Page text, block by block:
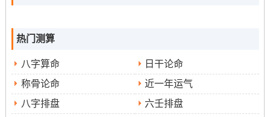
9月
日
十
九
三
9月
17
日
七
月
廿
星
期
三
己丑
日，
轸水
天
德、
嫁娶、求
嗣、开
市、立券
安葬、
修坟、
出行
巳时（9-11
点）、酉时
热门测算
八字算命
日干论命
称骨论命
近一年运气
八字排盘
六壬排盘